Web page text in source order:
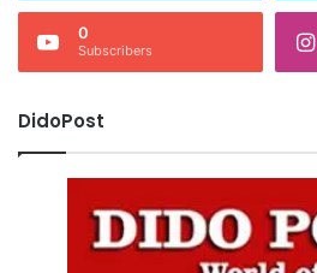
0
Subscribers
DidoPost